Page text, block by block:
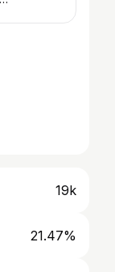
19k
21.47%